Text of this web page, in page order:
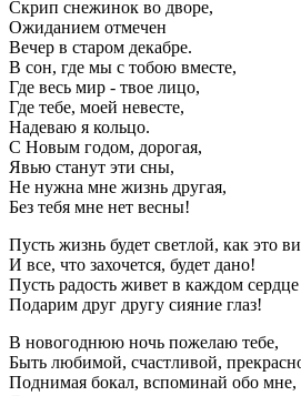
Скрип снежинок во дворе,
Ожиданием отмечен
Вечер в старом декабре.
В сон, где мы с тобою вместе,
Где весь мир - твое лицо,
Где тебе, моей невесте,
Надеваю я кольцо.
С Новым годом, дорогая,
Явью станут эти сны,
Не нужна мне жизнь другая,
Без тебя мне нет весны!
Пусть жизнь будет светлой, как это
И все, что захочется, будет дано!
Пусть радость живет в каждом сердце
Подарим друг другу сияние глаз!
В новогоднюю ночь пожелаю тебе,
Быть любимой, счастливой,
Поднимая бокал, вспоминай обо мне,